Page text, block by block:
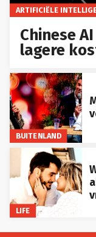
ARTIFICIËLE
Chinese
lagere
BUITENLAND
LIFE